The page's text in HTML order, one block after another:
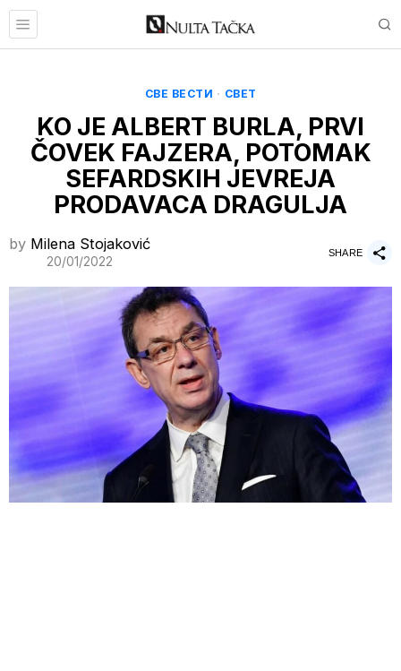
СВЕ ВЕСТИ · СВЕТ
KO JE ALBERT BURLA, PRVI
ČOVEK FAJZERA, POTOMAK
SEFARDSKIH JEVREJA
PRODAVACA DRAGULJA
by Milena Stojaković
20/01/2022
SHARE